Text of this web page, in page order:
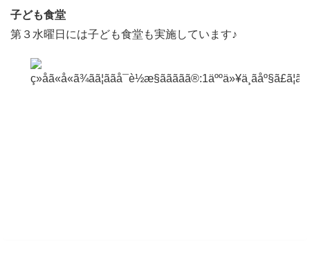
子ども食堂
第３水曜日には子ども食堂も実施しています♪